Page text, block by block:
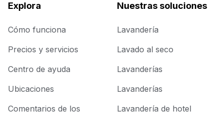
Explora
Cómo funciona
Precios y servicios
Centro de ayuda
Ubicaciones
Comentarios de los
Nuestras soluciones
Lavandería
Lavado al seco
Lavanderías
Lavanderías
Lavandería de hotel